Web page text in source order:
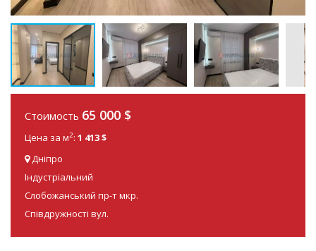
Стоимость 65 000 $
Цена за м2: 1 413 $
Дніпро
Індустріальний
Слобожанський пр-т мкр.
Співдружності вул.